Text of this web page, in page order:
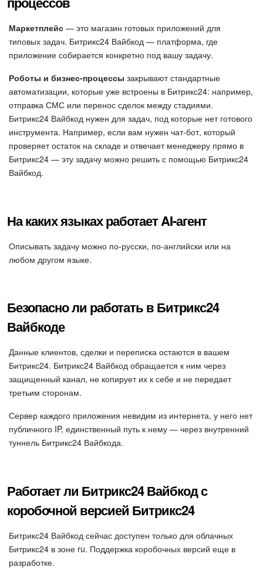
Маркетплейс — это магазин готовых приложений для
типовых задач. Битрикс24 Вайбкод — платформа, где
приложение собирается конкретно под вашу задачу.
Роботы и бизнес-процессы закрывают стандартные
автоматизации, которые уже встроены в Битрикс24: например,
отправка СМС или перенос сделок между стадиями.
Битрикс24 Вайбкод нужен для задач, под которые нет готового
инструмента. Например, если вам нужен чат-бот, который
проверяет остаток на складе и отвечает менеджеру прямо в
Битрикс24 — эту задачу можно решить с помощью Битрикс24
Вайбкод.
На каких языках работает AI-агент
Описывать задачу можно по-русски, по-английски или на
любом другом языке.
Безопасно ли работать в Битрикс24
Вайбкоде
Данные клиентов, сделки и переписка остаются в вашем
Битрикс24. Битрикс24 Вайбкод обращается к ним через
защищенный канал, не копирует их к себе и не передает
третьим сторонам.
Сервер каждого приложения невидим из интернета, у него нет
публичного IP, единственный путь к нему — через внутренний
туннель Битрикс24 Вайбкода.
Работает ли Битрикс24 Вайбкод с
коробочной версией Битрикс24
Битрикс24 Вайбкод сейчас доступен только для облачных
Битрикс24 в зоне ru. Поддержка коробочных версий еще в
разработке.